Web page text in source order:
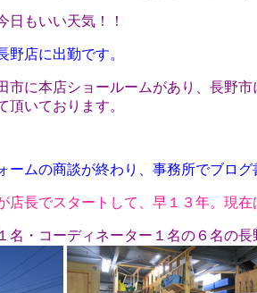
日もいい天気！！
野店に出勤です。
市に本店ショールームがあり、長野
頂いております。
ームの商談が終わり、事務所でブログ
店長でスタートして、早１３年。現在
名・コーディネーター１名の６名の長